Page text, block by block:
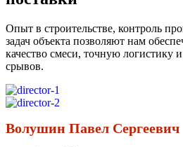
Опыт в строительстве, контроль
задач объекта позволяют нам
качество смеси, точную логистику
срывов.
Волушин Павел Сергеевич